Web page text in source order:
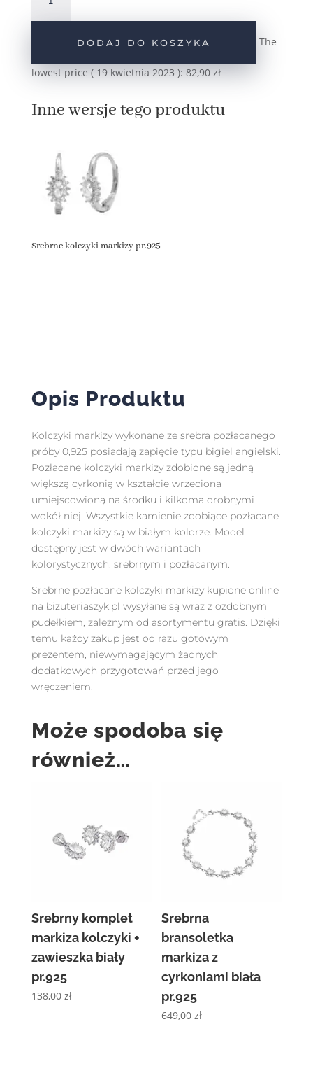
Srebrne
pozłacane
pr.925
DODAJ DO KOSZYKA The
lowest price (19 kwietnia 2023 ): 82,90 zł
Inne wersje tego produktu
Srebrne kolczyki markizy pr.925
Opis Produktu
Kolczyki markizy wykonane ze srebra pozłacanego
próby 0,925 posiadają zapięcie typu bigiel angielski.
Pozłacane kolczyki markizy zdobione są jedną
większą cyrkonią w kształcie wrzeciona
umiejscowioną na środku i kilkoma drobnymi
wokół niej. Wszystkie kamienie zdobiące pozłacane
kolczyki markizy są w białym kolorze. Model
dostępny jest w dwóch wariantach
kolorystycznych: srebrnym i pozłacanym.
Srebrne pozłacane kolczyki markizy kupione online
na bizuteriaszyk.pl wysyłane są wraz z ozdobnym
pudełkiem, zależnym od asortymentu gratis. Dzięki
temu każdy zakup jest od razu gotowym
prezentem, niewymagającym żadnych
dodatkowych przygotowań przed jego
wręczeniem.
Może spodoba się
również…
Srebrny komplet
markiza kolczyki +
zawieszka biały
pr.925
138,00 zł
Srebrna
bransoletka
markiza z
cyrkoniami biała
pr.925
649,00zł